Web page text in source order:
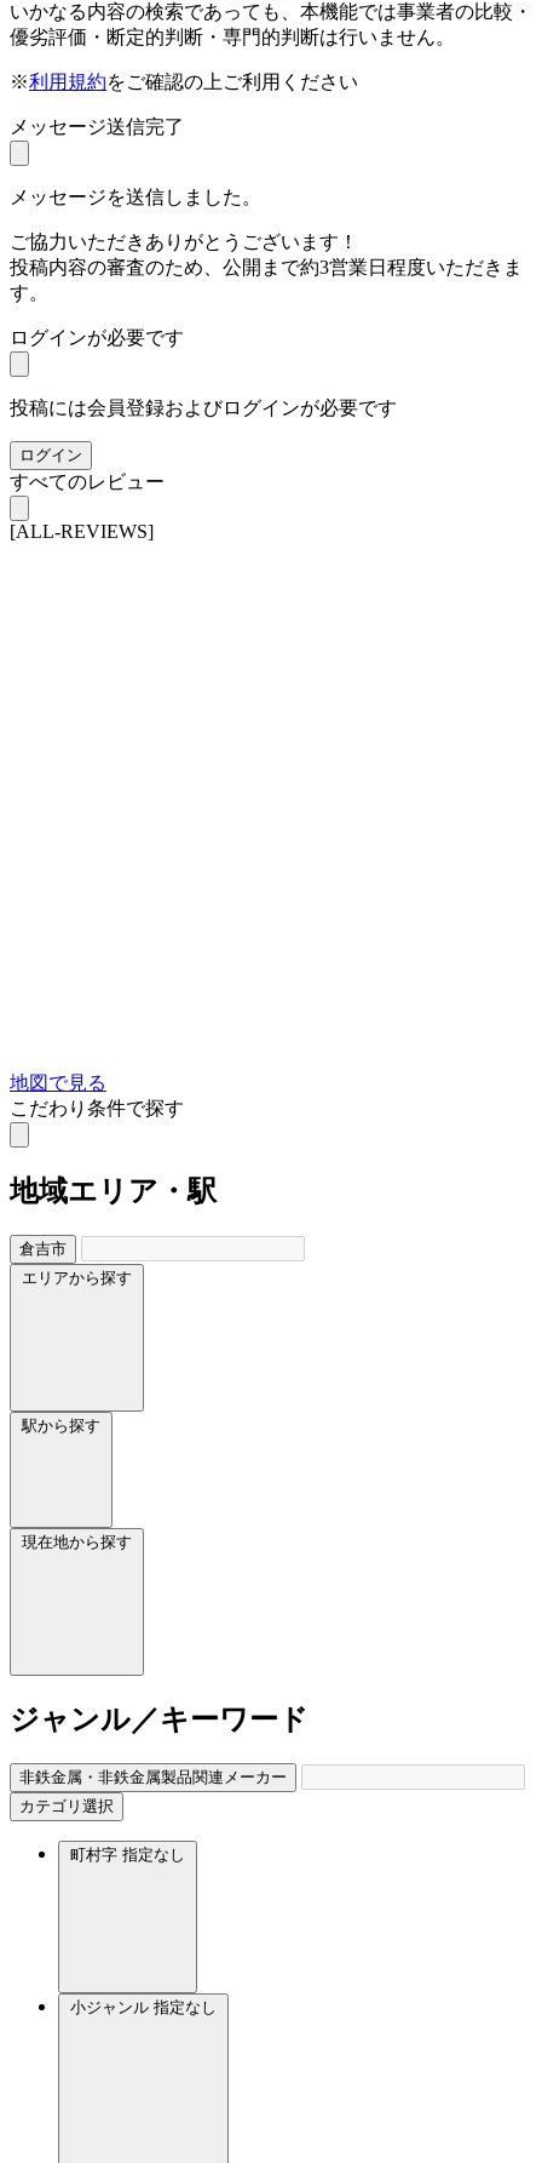
いかなる内容の検索であっても、本機能では事業者の比較・
優劣評価・断定的判断・専門的判断は行いません。
※利用規約をご確認の上ご利用ください
メッセージ送信完了
メッセージを送信しました。
ご協力いただきありがとうございます！
投稿内容の審査のため、公開まで約3営業日程度いただきま
す。
ログインが必要です
投稿には会員登録およびログインが必要です
ログイン
すべてのレビュー
[ALL-REVIEWS]
地図で見る
こだわり条件で探す
地域エリア・駅
倉吉市
エリアから探す
駅から探す
現在地から探す
ジャンル／キーワード
非鉄金属・非鉄金属製品関連メーカー
カテゴリ選択
町村字 指定なし
小ジャンル 指定なし